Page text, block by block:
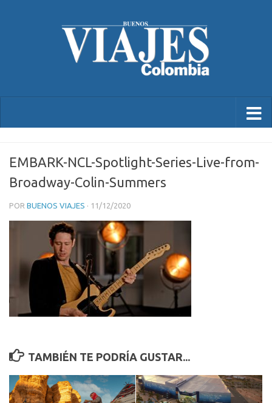
EMBARK-NCL-Spotlight-Series-Live-from-
Broadway-Colin-Summers
POR BUENOS VIAJES · 11/12/2020
TAMBIÉN TE PODRÍA GUSTAR...